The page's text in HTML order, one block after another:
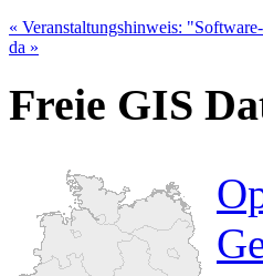
« Veranstaltungshinweis:
da »
Freie GIS